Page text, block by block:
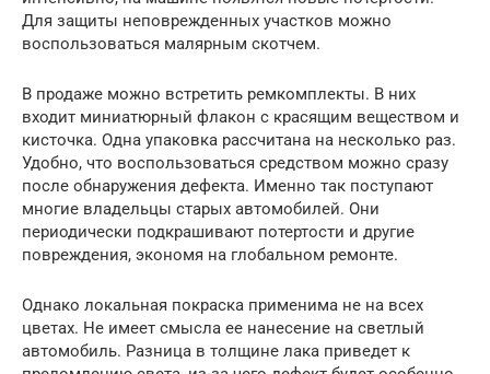
Для защиты неповрежденных участков можно
воспользоваться малярным скотчем.
В продаже можно встретить ремкомплекты. В них
входит миниатюрный флакон с красящим веществом и
кисточка. Одна упаковка рассчитана на несколько раз.
Удобно, что воспользоваться средством можно сразу
после обнаружения дефекта. Именно так поступают
многие владельцы старых автомобилей. Они
периодически подкрашивают потертости и другие
повреждения, экономя на глобальном ремонте.
Однако локальная покраска применима не на всех
цветах. Не имеет смысла ее нанесение на светлый
автомобиль. Разница в толщине лака приведет к